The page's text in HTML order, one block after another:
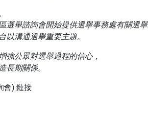
選舉諮詢會開始提供選舉事務處有關選
以溝通選舉重要主題。
強公眾對選舉過程的信心，
長期關係。
會) 鏈接